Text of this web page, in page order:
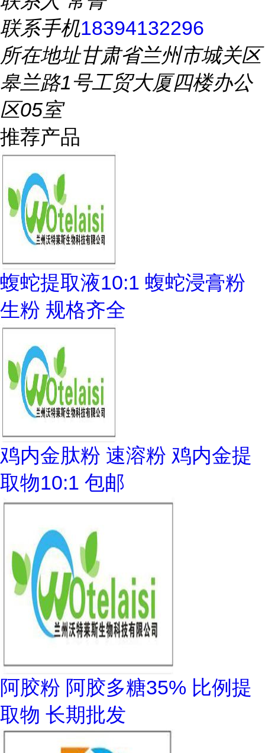
联系手机18394132296
所在地址甘肃省兰州市城关区
皋兰路1号工贸大厦四楼办公
区05室
推荐产品
蝮蛇提取液10:1 蝮蛇浸膏粉
生粉 规格齐全
鸡内金肽粉 速溶粉 鸡内金提
取物10:1 包邮
阿胶粉 阿胶多糖35% 比例提
取物 长期批发